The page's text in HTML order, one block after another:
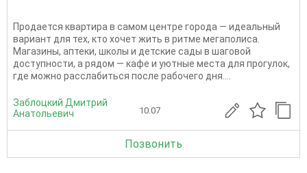
Продается квартира в самом центре города — идеальный
вариант для тех, кто хочет жить в ритме мегаполиса.
Магазины, аптеки, школы и детские сады в шаговой
доступности, а рядом — кафе и уютные места для прогулок,
где можно расслабиться после рабочего дня....
Заблоцкий Дмитрий
Анатольевич
10.07
Позвонить